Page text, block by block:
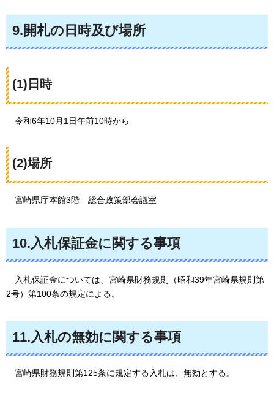
9.開札の日時及び場所
(1)日時
令和6年10月1日午前10時から
(2)場所
宮崎県庁本館3階 総合政策部会議室
10.入札保証金に関する事項
入札保証金については、 宮崎県財務規則（昭和39年宮崎県規則第
2号）第100条の規定による。
11.入札の無効に関する事項
宮崎県財務規則第125条に規定する入札は、無効とする。